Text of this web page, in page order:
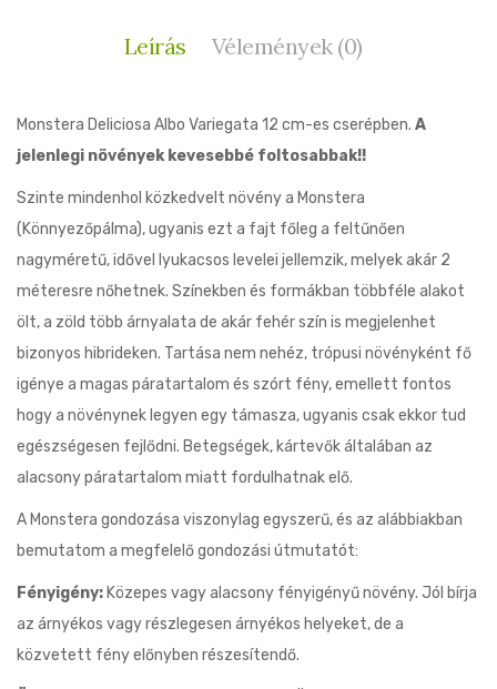
Leírás Vélemények (0)
Monstera Deliciosa Albo Variegata 12 cm-es cserépben. A
jelenlegi növények kevesebbé foltosabbak!!
Szinte mindenhol közkedvelt növény a Monstera
(Könnyezőpálma), ugyanis ezt a fajt főleg a feltűnően
nagyméretű, idővel lyukacsos levelei jellemzik, melyek akár 2
méteresre nőhetnek. Színekben és formákban többféle alakot
ölt, a zöld több árnyalata de akár fehér szín is megjelenhet
bizonyos hibrideken. Tartása nem nehéz, trópusi növényként fő
igénye a magas páratartalom és szórt fény, emellett fontos
hogy a növénynek legyen egy támasza, ugyanis csak ekkor tud
egészségesen fejlődni. Betegségek, kártevők általában az
alacsony páratartalom miatt fordulhatnak elő.
A Monstera gondozása viszonylag egyszerű, és az alábbiakban
bemutatom a megfelelő gondozási útmutatót:
Fényigény: Közepes vagy alacsony fényigényű növény. Jól bírja
az árnyékos vagy részlegesen árnyékos helyeket, de a
közvetett fény előnyben részesítendő.